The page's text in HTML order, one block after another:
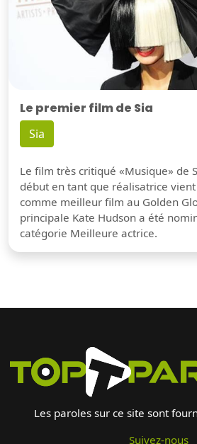
Le premier film de Sia
Sia
Le film très critiqué «Musique» de
début en tant que réalisatrice
comme meilleur film au Golden
principale Kate Hudson a été
catégorie Meilleure actrice.
Les paroles sur ce site sont
Suivez-nous